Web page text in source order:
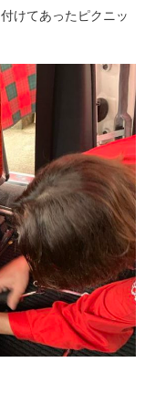
けてあったピクニッ